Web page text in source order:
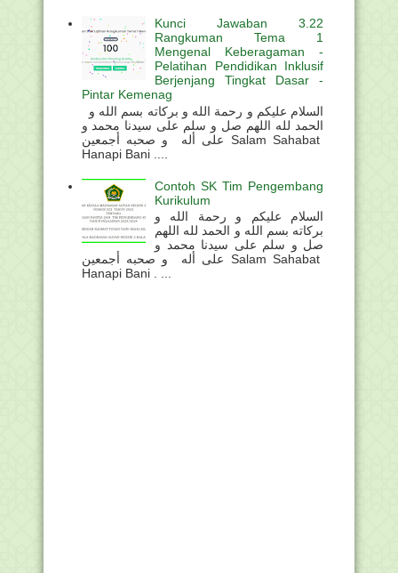
Kunci Jawaban 3.22
Rangkuman Tema 1
Mengenal Keberagaman -
Pelatihan Pendidikan Inklusif
Berjenjang Tingkat Dasar -
Pintar Kemenag
الحمد لله اللهم صل و سلم على سيدنا محمد و
على أله و صحبه أجمعين Salam Sahabat
Hanapi Bani ....
Contoh SK Tim Pengembang
Kurikulum
السلام عليكم و رحمة الله و
بركاته بسم الله و الحمد لله اللهم
صل و سلم على سيدنا محمد و
على أله و صحبه أجمعين Salam Sahabat
Hanapi Bani . ...